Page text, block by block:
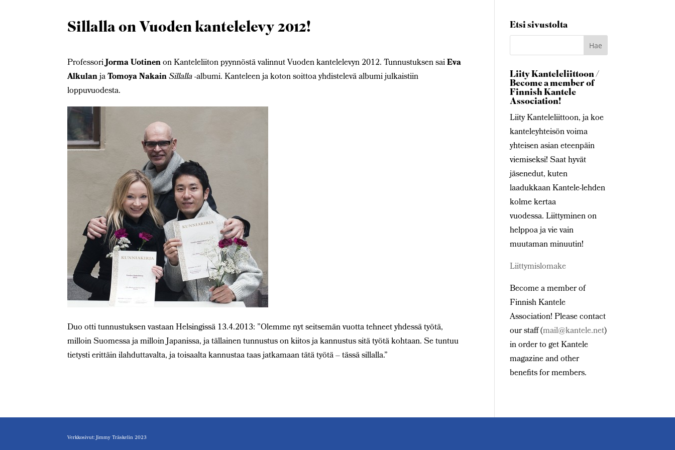
Sillalla on Vuoden kantelelevy 2012!
ProfessoriJorma Uotinenon Kanteleliiton pyynnöstä valinnut Vuoden kantelelevyn 2012. Tunnustuksen saiEva
AlkulanjaTomoya NakainSillalla-albumi. Kanteleen ja koton soittoa yhdistelevä albumi julkaistiin
loppuvuodesta.
Duo otti tunnustuksen vastaan Helsingissä 13.4.2013: ”Olemme nyt seitsemän vuotta tehneet yhdessä työtä,
milloin Suomessa ja milloin Japanissa, ja tällainen tunnustus on kiitos ja kannustus sitä työtä kohtaan. Se tuntuu
tietysti erittäin ilahduttavalta, ja toisaalta kannustaa taas jatkamaan tätä työtä – tässä sillalla.”
Etsi sivustolta
Liity Kanteleliittoon /
Become a member of
Finnish Kantele
Association!
Liity Kanteleliittoon, ja koe
kanteleyhteisön voima
yhteisen asian eteenpäin
viemiseksi! Saat hyvät
jäsenedut, kuten
laadukkaan Kantele-lehden
kolme kertaa
vuodessa. Liittyminen on
helppoa ja vie vain
muutaman minuutin!
Liittymislomake
Become a member of
Finnish Kantele
Association! Please contact
our staff (mail@kantele.net)
in order to get Kantele
magazine and other
benefits for members.
Verkkosivut: Jimmy Träskelin 2023